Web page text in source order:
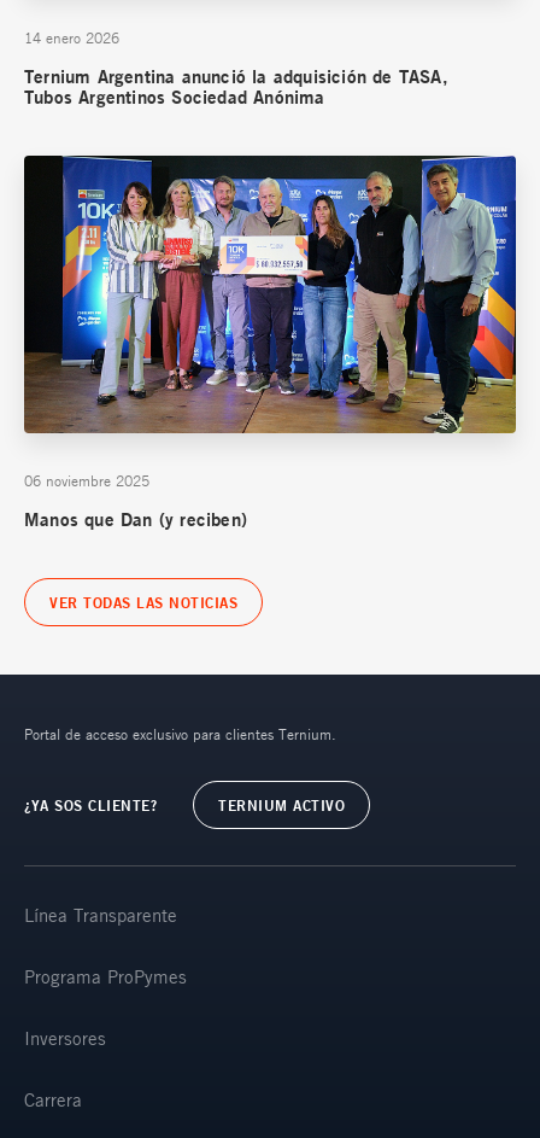
14 enero 2026
Ternium Argentina anunció la adquisición de TASA,
Tubos Argentinos Sociedad Anónima
06 noviembre 2025
Manos que Dan (y reciben)
VER TODAS LAS NOTICIAS
Portal de acceso exclusivo para clientes Ternium.
¿YA SOS CLIENTE? TERNIUM ACTIVO
Línea Transparente
Programa ProPymes
Inversores
Carrera